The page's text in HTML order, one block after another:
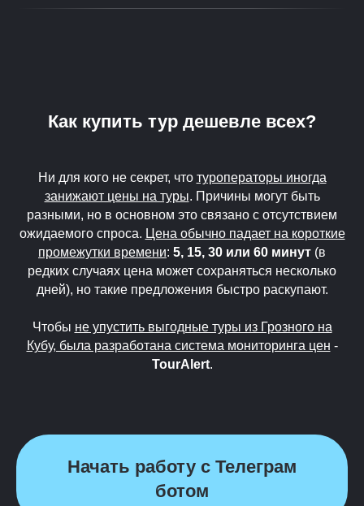
Как купить тур дешевле всех?
Ни для кого не секрет, что туроператоры иногда
занижают цены на туры. Причины могут быть
разными, но в основном это связано с отсутствием
ожидаемого спроса. Цена обычно падает на короткие
промежутки времени: 5, 15, 30 или 60 минут (в
редких случаях цена может сохраняться несколько
дней), но такие предложения быстро раскупают.
Чтобы не упустить выгодные туры из Грозного на
Кубу, была разработана система мониторинга цен -
TourAlert.
Начать работу с Телеграм
ботом